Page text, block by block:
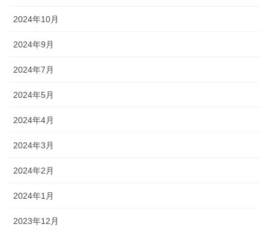
2024年10月
2024年9月
2024年7月
2024年5月
2024年4月
2024年3月
2024年2月
2024年1月
2023年12月